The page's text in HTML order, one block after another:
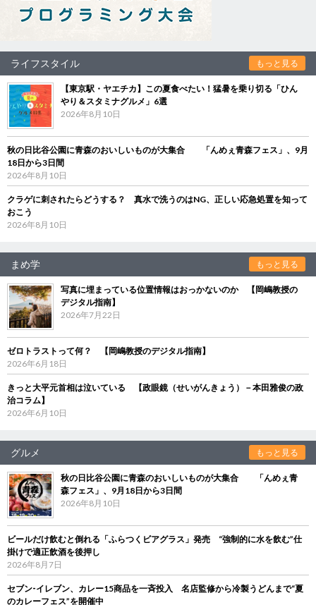
ライフスタイル もっと見る
【東京駅・ヤエチカ】この夏食べたい！猛暑を乗り切る「ひん
やり＆スタミナグルメ」6選
2026年8月10日
秋の日比谷公園に青森のおいしいものが大集合 「んめぇ青森フェス」、9月
18日から3日間
2026年8月10日
クラゲに刺されたらどうする？ 真水で洗うのはNG、正しい応急処置を知って
おこう
2026年8月10日
まめ学 もっと見る
写真に埋まっている位置情報はおっかないのか 【岡嶋教授の
デジタル指南】
2026年7月22日
ゼロトラストって何？ 【岡嶋教授のデジタル指南】
2026年6月18日
きっと大平元首相は泣いている 【政眼鏡（せいがんきょう）－本田雅俊の政
治コラム】
2026年6月10日
グルメ もっと見る
秋の日比谷公園に青森のおいしいものが大集合 「んめぇ青
森フェス」、9月18日から3日間
2026年8月10日
ビールだけ飲むと倒れる「ふらつくビアグラス」発売 “強制的に水を飲む”仕
掛けで適正飲酒を後押し
2026年8月7日
セブン‐イレブン、カレー15商品を一斉投入 名店監修から冷製うどんまで“夏
のカレーフェス”を開催中